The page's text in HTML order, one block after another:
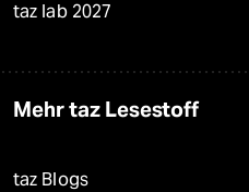
taz lab 2027
Mehr taz Lesestoff
taz Blogs